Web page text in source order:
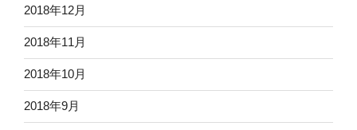
2018年12月
2018年11月
2018年10月
2018年9月